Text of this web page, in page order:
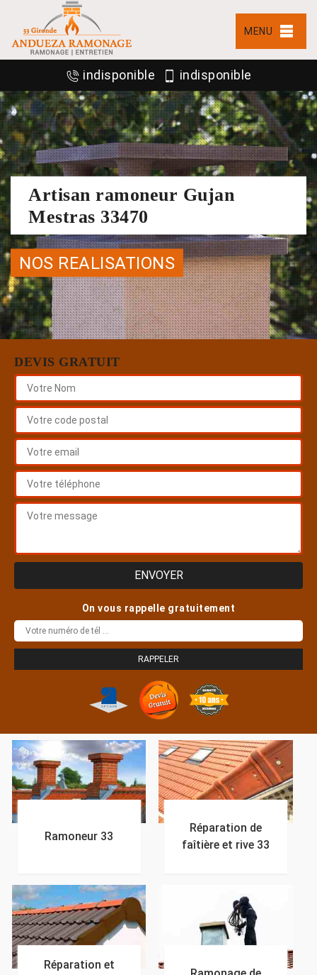
MENU
indisponible indisponible
Artisan ramoneur Gujan
Mestras 33470
NOS REALISATIONS
DEVIS GRATUIT
On vous rappelle gratuitement
Ramoneur 33
Réparation de
faîtière et rive 33
Réparation et